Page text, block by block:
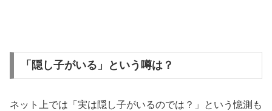
「隠し子がいる」という噂は？
ネット上では「実は隠し子がいるのでは？」という憶測も